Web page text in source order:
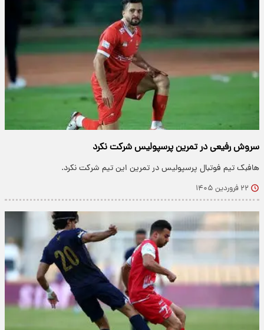
سروش رفیعی در تمرین پرسپولیس شرکت نکرد
هافبک تیم فوتبال پرسپولیس در تمرین این تیم شرکت نکرد.
۲۲ فروردین ۱۴۰۵